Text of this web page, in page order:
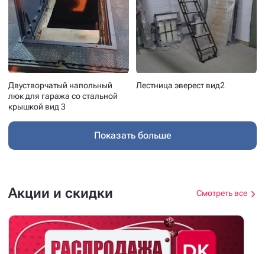
Двустворчатый напольный
люк для гаража со стальной
крышкой вид 3
Лестница эверест вид2
Показать больше
Акции и скидки Смотреть все